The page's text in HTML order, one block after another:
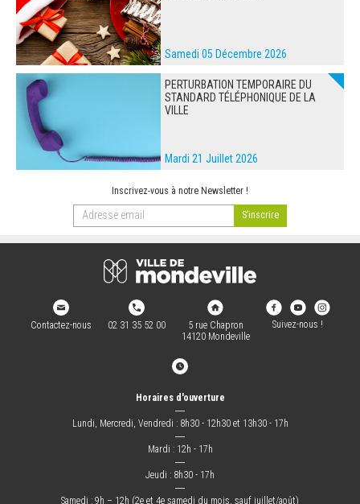
Samedi 05 Décembre 2026
PERTURBATION TEMPORAIRE DU
STANDARD TÉLÉPHONIQUE DE LA
VILLE
Mardi 21 Juillet 2026
Inscrivez-vous à notre Newsletter !
Contactez-nous 02 31 35 52 00
5 rue Chapron
14120 Mondeville
Suivez-nous !
Horaires d'ouverture
―
Lundi, Mercredi, Vendredi : 8h30 - 12h30 et 13h30 - 17h
―
Mardi : 12h - 17h
―
Jeudi : 8h30 - 17h
―
Samedi : 9h – 12h (2e et 4e samedi du mois, sauf juillet/août)